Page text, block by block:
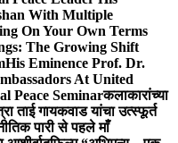
With Multiple
On Your Own Terms
The Growing Shift
His Eminence Prof. Dr.
At United
Peace Seminarकलाकारांच्या
ताई गायकवाड यांचा उत्स्फूर्त
पारी से पहले माँ